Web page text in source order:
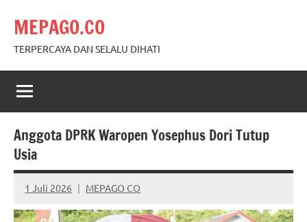
content
MEPAGO.CO
TERPERCAYA DAN SELALU DIHATI
Anggota DPRK Waropen Yosephus Dori Tutup
Usia
1 Juli 2026 MEPAGO CO
No
comments